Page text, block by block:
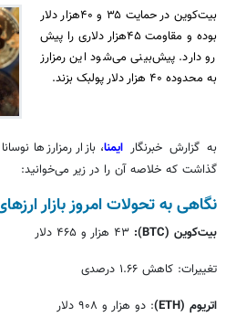
بیت‌کوین در حمایت ۳۵ و ۴۰هزار دلار
بوده و مقاومت ۴۵هزار دلاری را پیش
رو دارد. پیش‌بینی می‌شود این رمزارز
به محدوده ۴۰ هزار دلار پولبک بزند.
به گزارش خبرنگار ایمنا، بازار رمزارزها
گذاشت که خلاصه آن را در زیر می‌خوانید:
نگاهی به تحولات امروز بازار
بیت‌کوین (BTC)
:
تغییرات: کاهش ۱.۶۶ درصدی
اتریوم (ETH)
: دو هزار و ۹۰۸ دلار